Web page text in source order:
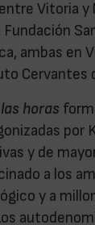
Vitoria y
ambas en
Cervantes
horas
por
y de
a los
y a